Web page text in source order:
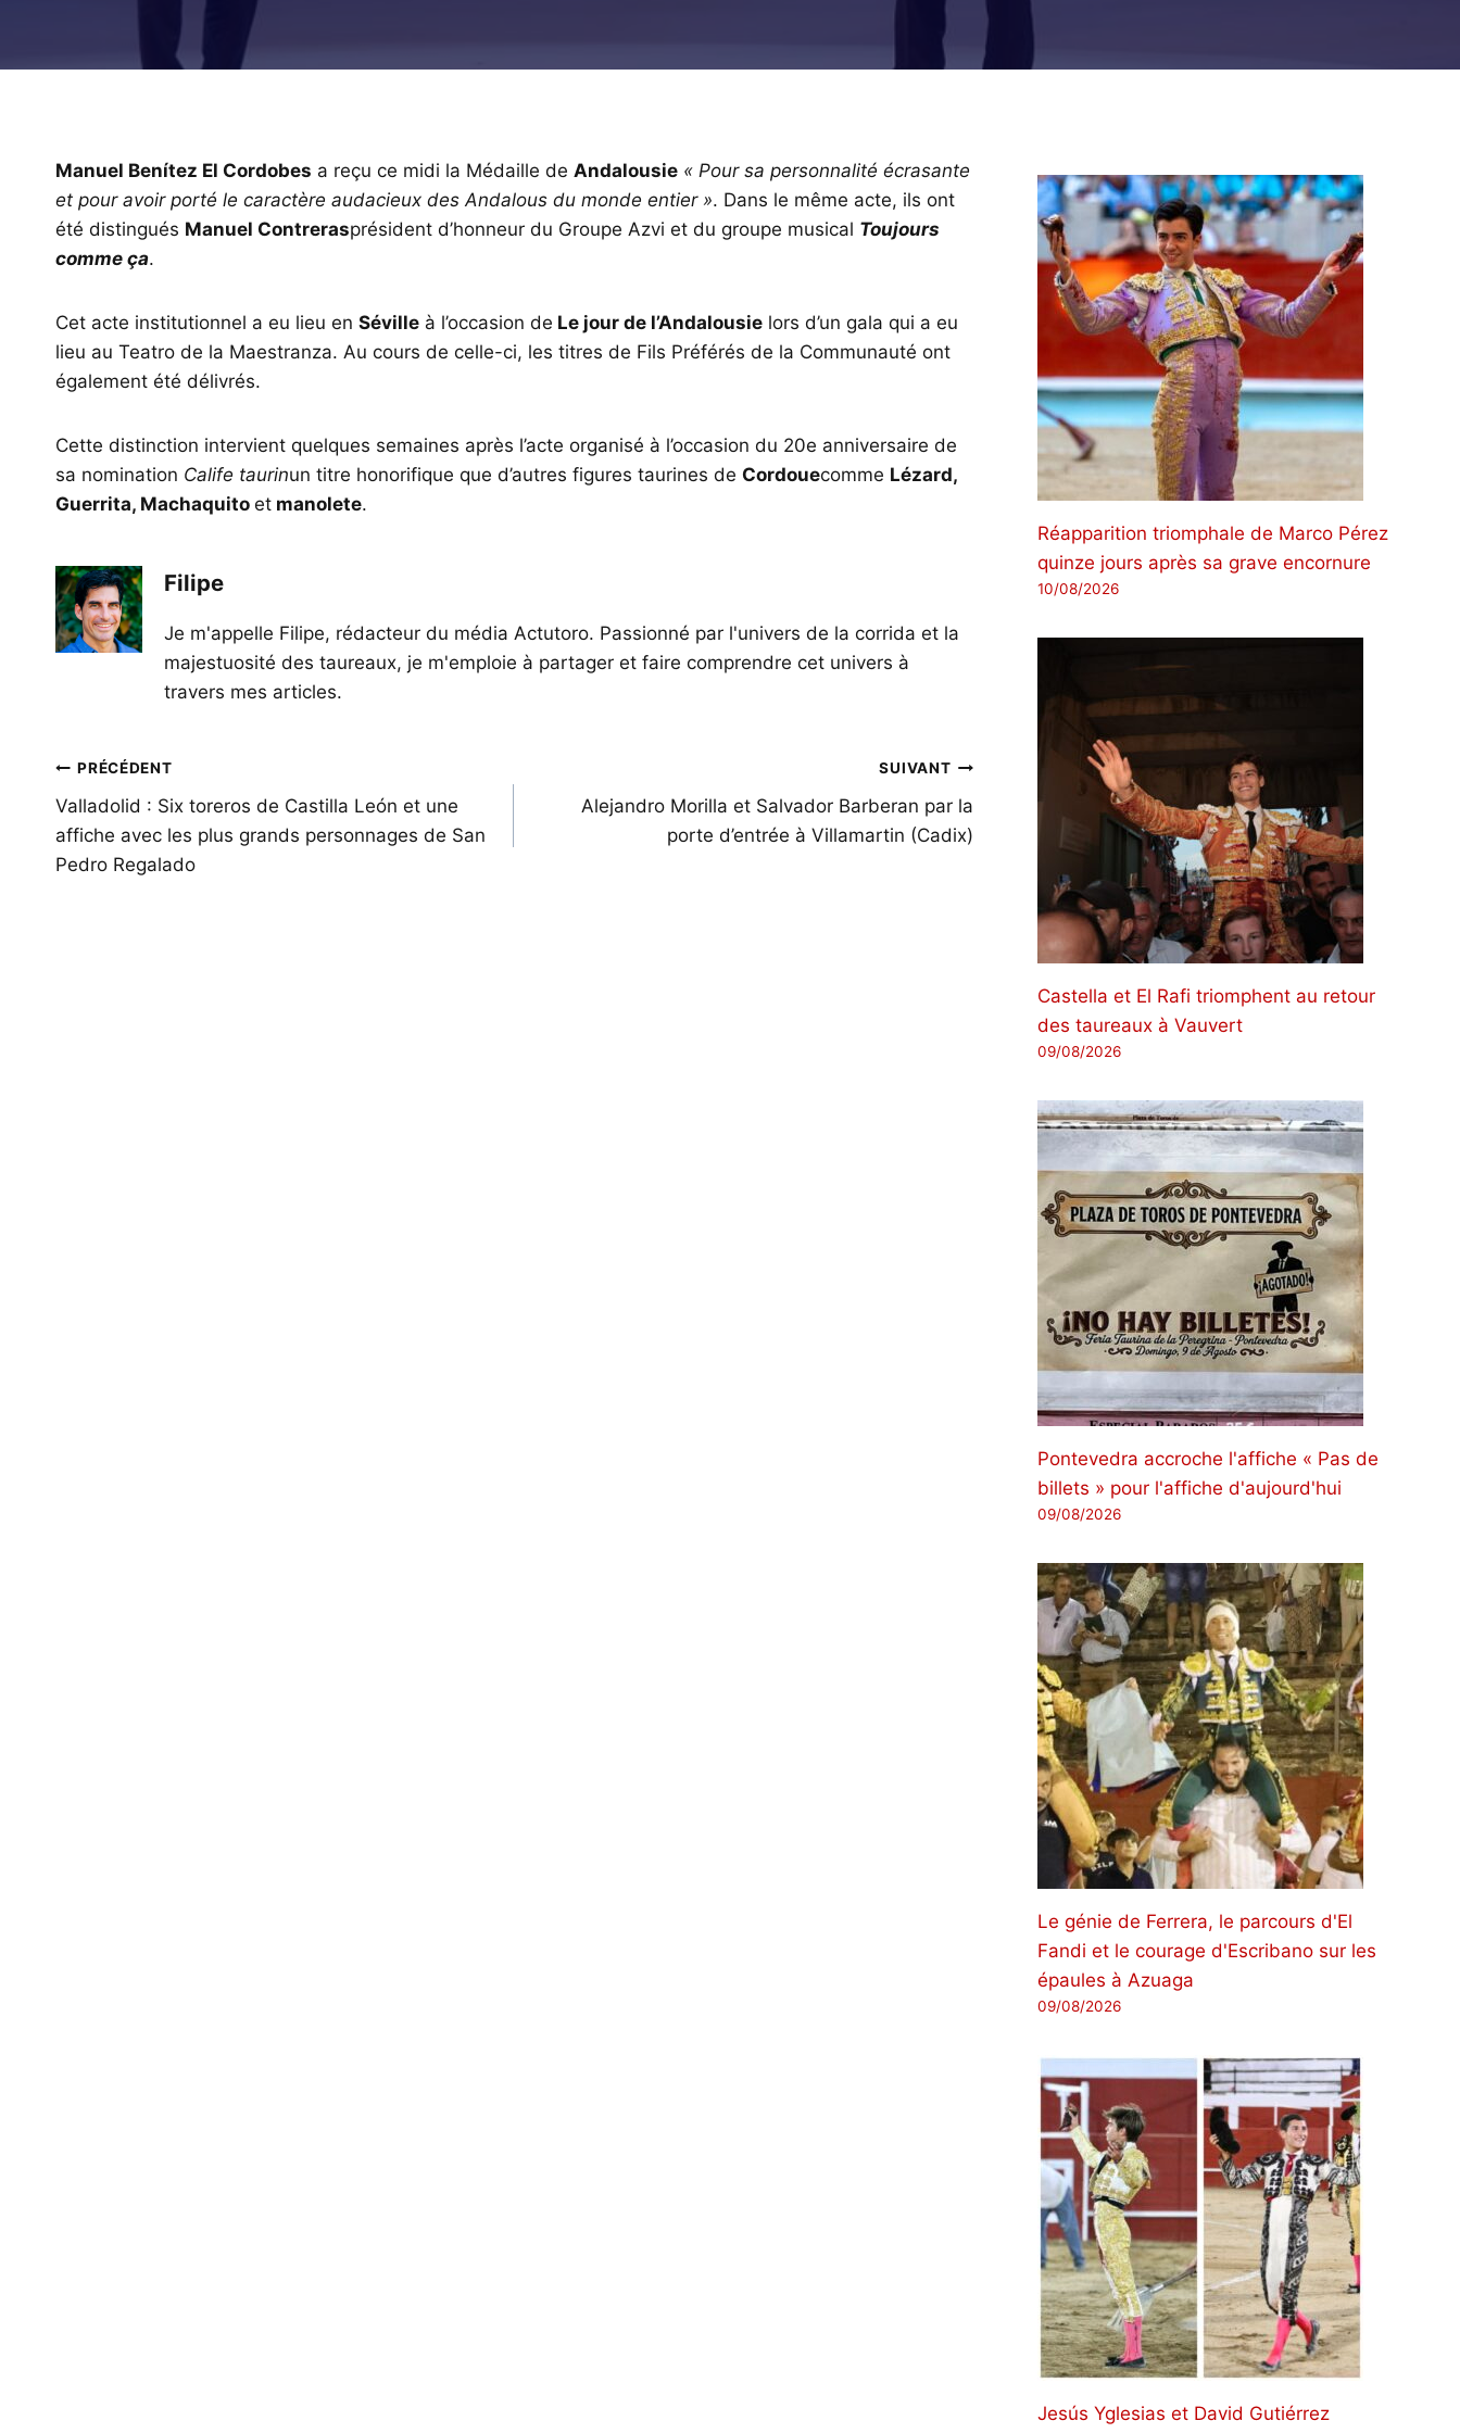
Manuel Benítez El Cordobes a reçu ce midi la Médaille de Andalousie « Pour sa personnalité écrasante
et pour avoir porté le caractère audacieux des Andalous du monde entier ». Dans le même acte, ils ont
été distingués Manuel Contrerasprésident d’honneur du Groupe Azvi et du groupe musical Toujours
comme ça.
Cet acte institutionnel a eu lieu en Séville à l’occasion de Le jour de l’Andalousie lors d’un gala qui a eu
lieu au Teatro de la Maestranza. Au cours de celle-ci, les titres de Fils Préférés de la Communauté ont
également été délivrés.
Cette distinction intervient quelques semaines après l’acte organisé à l’occasion du 20e anniversaire de
sa nomination Calife taurinun titre honorifique que d’autres figures taurines de Cordouecomme Lézard,
Guerrita, Machaquito et manolete.
Filipe
Je m'appelle Filipe, rédacteur du média Actutoro. Passionné par l'univers de la corrida et la
majestuosité des taureaux, je m'emploie à partager et faire comprendre cet univers à
travers mes articles.
Navigation
de
l’article
PRÉCÉDENT
Valladolid : Six toreros de Castilla León et une
affiche avec les plus grands personnages de San
Pedro Regalado
SUIVANT
Alejandro Morilla et Salvador Barberan par la
porte d’entrée à Villamartin (Cadix)
Réapparition triomphale de Marco Pérez
quinze jours après sa grave encornure
10/08/2026
Castella et El Rafi triomphent au retour
des taureaux à Vauvert
09/08/2026
Pontevedra accroche l'affiche « Pas de
billets » pour l'affiche d'aujourd'hui
09/08/2026
Le génie de Ferrera, le parcours d'El
Fandi et le courage d'Escribano sur les
épaules à Azuaga
09/08/2026
Jesús Yglesias et David Gutiérrez